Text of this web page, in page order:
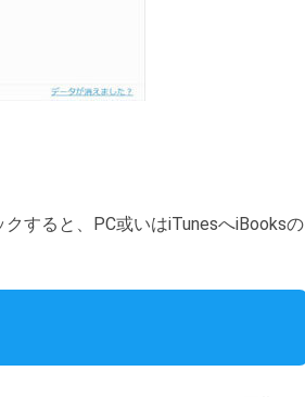
すると、PC或いはiTunesへiBooksの